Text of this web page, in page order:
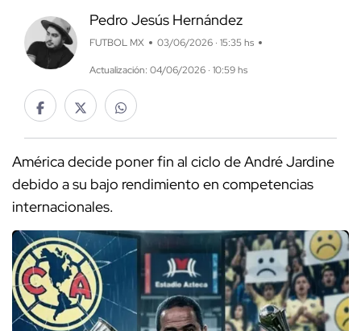
Pedro Jesús Hernández
FUTBOL MX 03/06/2026 · 15:35 hs
Actualización: 04/06/2026 · 10:59 hs
América decide poner fin al ciclo de André Jardine
debido a su bajo rendimiento en competencias
internacionales.